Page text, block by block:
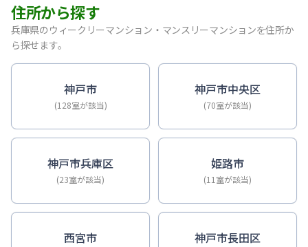
【三宮・花時計前】SステイEL神戸三宮磯上通｜禁煙ルー
【神戸・三宮】Sステイ神戸三宮ジアコスモ｜禁煙ルーム
【神戸・三宮】Sステイ三宮ソレイユ｜Wi-Fi無料・禁煙・
【三宮・花時計前】Sステイ三宮駅前ルシール｜禁煙ルー
【神戸・三宮】Sステイ三宮駅前７｜禁煙ルーム・Wi-Fiレ
【三宮・貿易センター】Sステイ三宮貿易センター前2｜
住所から探す
兵庫県のウィークリーマンション・マンスリーマンションを住所か
ら探せます。
神戸市
(128室が該当)
神戸市中央区
(70室が該当)
神戸市兵庫区
(23室が該当)
姫路市
(11室が該当)
西宮市 神戸市長田区